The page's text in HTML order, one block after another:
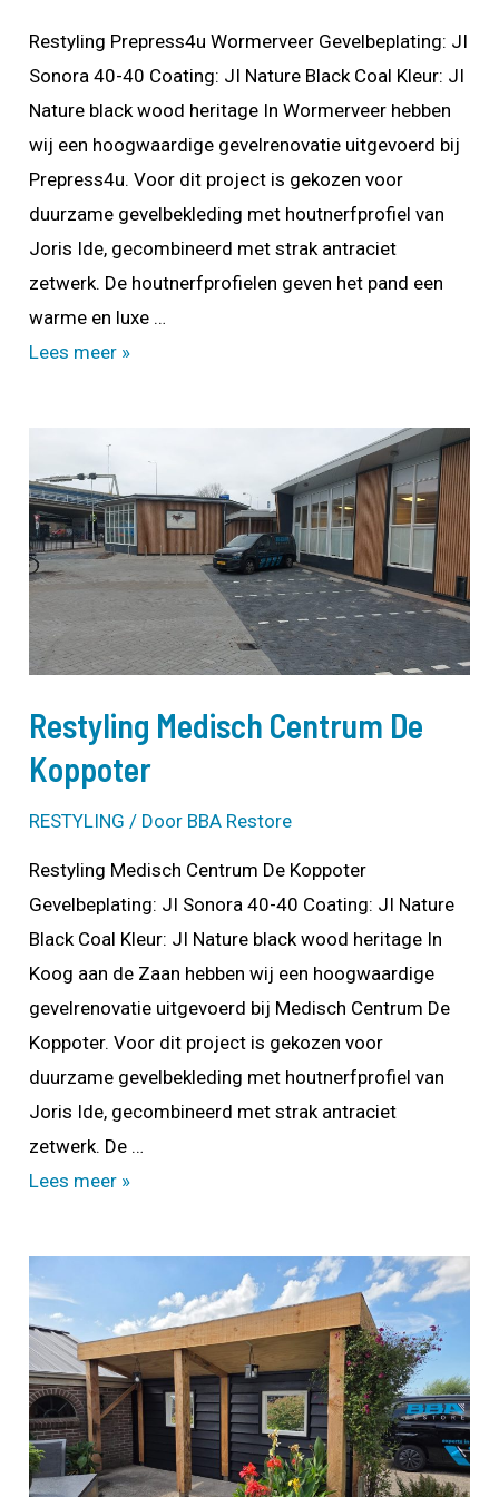
Restyling Prepress4u Wormerveer Gevelbeplating: JI
Sonora 40-40 Coating: JI Nature Black Coal Kleur: JI
Nature black wood heritage In Wormerveer hebben
wij een hoogwaardige gevelrenovatie uitgevoerd bij
Prepress4u. Voor dit project is gekozen voor
duurzame gevelbekleding met houtnerfprofiel van
Joris Ide, gecombineerd met strak antraciet
zetwerk. De houtnerfprofielen geven het pand een
warme en luxe …
Restyling
Lees meer »
Restyling Medisch Centrum De
Koppoter
RESTYLING / Door BBA Restore
Restyling Medisch Centrum De Koppoter
Gevelbeplating: JI Sonora 40-40 Coating: JI Nature
Black Coal Kleur: JI Nature black wood heritage In
Koog aan de Zaan hebben wij een hoogwaardige
gevelrenovatie uitgevoerd bij Medisch Centrum De
Koppoter. Voor dit project is gekozen voor
duurzame gevelbekleding met houtnerfprofiel van
Joris Ide, gecombineerd met strak antraciet
zetwerk. De …
Restyling
De
Koppoter
Lees meer »